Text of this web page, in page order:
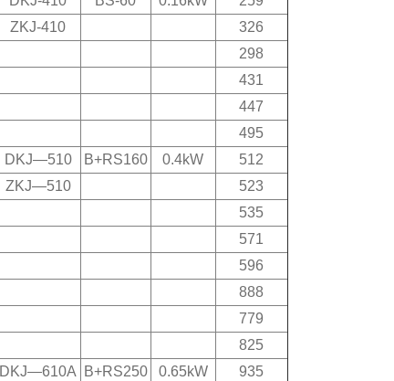
ZKJ-410
326
298
431
447
495
DKJ—510 B+RS160 0.4kW
512
ZKJ—510
523
535
571
596
888
779
825
DKJ—610A B+RS250 0.65kW 935